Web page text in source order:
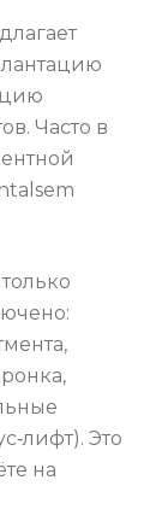
Часто в
Это
на